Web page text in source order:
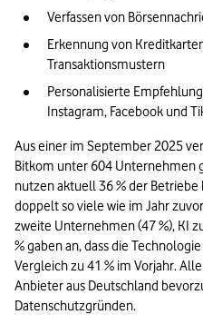
Verfassen von
Erkennung von
Transaktionsmustern
Personalisierte
Instagram, Facebook und
Aus einer im September 2025
Bitkom unter 604 Unternehmen
nutzen aktuell 36 % der
doppelt so viele wie im Jahr
zweite Unternehmen (47 %), KI
% gaben an, dass die
Vergleich zu 41 % im Vorjahr.
Anbieter aus Deutschland
Datenschutzgründen.